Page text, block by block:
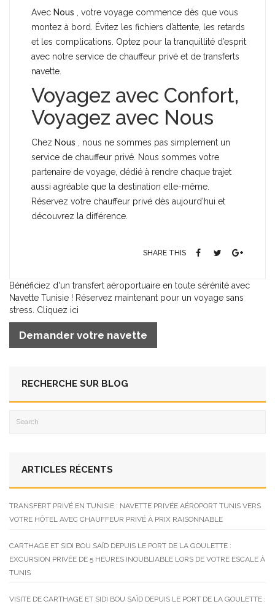
Avec Nous , votre voyage commence dès que vous
montez à bord. Évitez les fichiers d’attente, les retards
et les complications. Optez pour la tranquillité d’esprit
avec notre service de chauffeur privé et de transferts
navette.
Voyagez avec Confort,
Voyagez avec Nous
Chez Nous , nous ne sommes pas simplement un
service de chauffeur privé. Nous sommes votre
partenaire de voyage, dédié à rendre chaque trajet
aussi agréable que la destination elle-même.
Réservez votre chauffeur privé dès aujourd’hui et
découvrez la différence.
SHARE THIS
Bénéficiez d'un transfert aéroportuaire en toute sérénité avec
Navette Tunisie ! Réservez maintenant pour un voyage sans
stress. Cliquez ici
Demander votre navette
RECHERCHE SUR BLOG
ARTICLES RÉCENTS
TRANSFERT PRIVÉ EN TUNISIE : NAVETTE PRIVÉE AÉROPORT TUNIS VERS
VOTRE HÔTEL AVEC CHAUFFEUR PRIVÉ À PRIX RAISONNABLE
CARTHAGE ET SIDI BOU SAÏD DEPUIS LE PORT DE LA GOULETTE :
EXCURSION PRIVÉE DE 5 HEURES INOUBLIABLE LORS DE VOTRE ESCALE À
TUNIS
VISITE DE CARTHAGE ET SIDI BOU SAÏD DEPUIS LE PORT DE LA GOULETTE :